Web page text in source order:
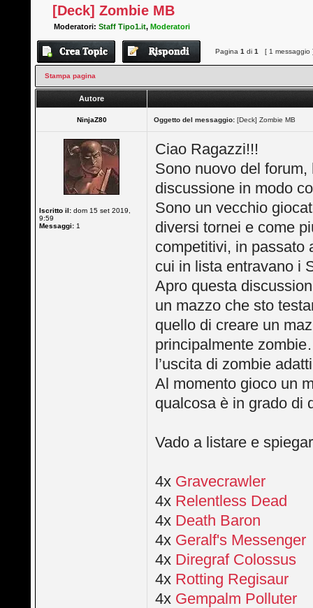
[Deck] Zombie MB
Moderatori:Staff Tipo1.it,Moderatori
Pagina1 di1 [ 1 messaggio
Stampa pagina
Autore
NinjaZ80 Oggetto del messaggio: [Deck] Zombie MB
Iscritto il: dom 15 set 2019,
9:59
Messaggi: 1
Ciao Ragazzi!!!
Sono nuovo del
discussione in modo
Sono un vecchio
diversi tornei e come
competitivi, in passato
cui in lista entravano i
Apro questa
un mazzo che sto
quello di creare un
principalmente
l’uscita di zombie
Al momento gioco un
qualcosa è in grado di
Vado a listare e
4x Gravecrawler
4x Relentless Dead
4x Death Baron
4x Geralf's Messenger
4x Diregraf Colossus
4x Rotting Regisaur
4x Gempalm Polluter